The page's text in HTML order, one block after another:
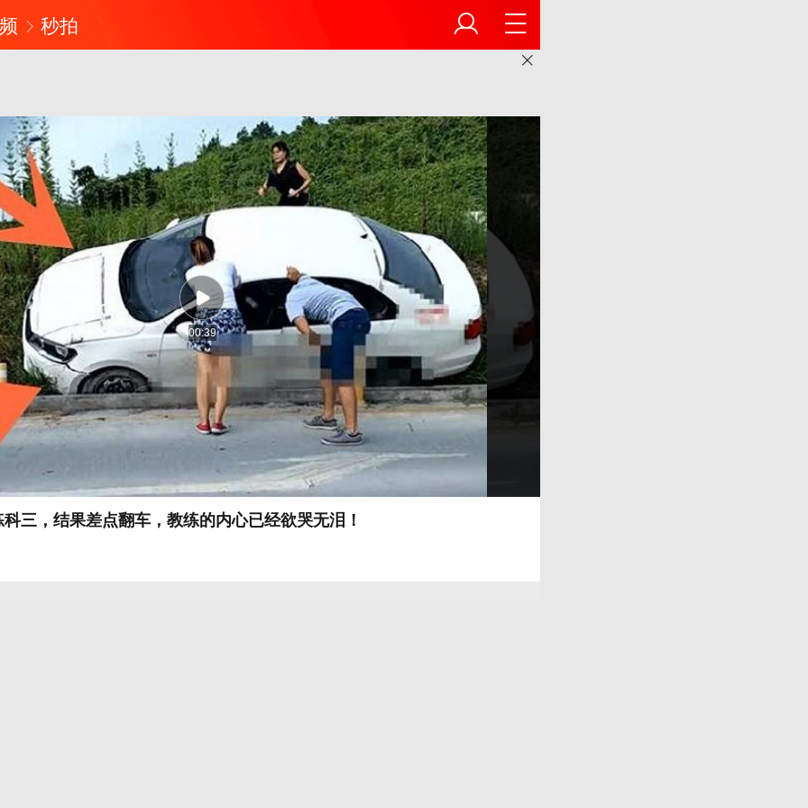
秒拍
00:39
三，结果差点翻车，教练的内心已经欲哭无泪！